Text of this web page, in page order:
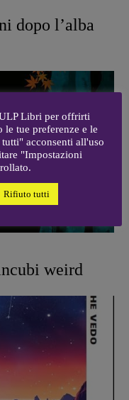
dopo l’alba
weird
Libri per offrirti
le tue preferenze e le
acconsenti all'uso
"Impostazioni
Rifiuto tutti